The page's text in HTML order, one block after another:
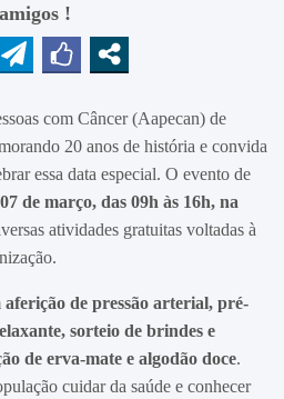
!
com Câncer (Aapecan) de
20 anos de história e convida
essa data especial. O evento de
de março, das 09h às 16h, na
atividades gratuitas voltadas à
aferição de pressão arterial, pré-
sorteio de brindes e
de erva-mate e algodão doce.
cuidar da saúde e conhecer